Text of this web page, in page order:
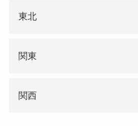
東北
関東
関西